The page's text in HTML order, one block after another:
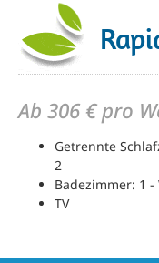
Ab 306 € pro
Getrennte
2
Badezimmer: 1 -
TV